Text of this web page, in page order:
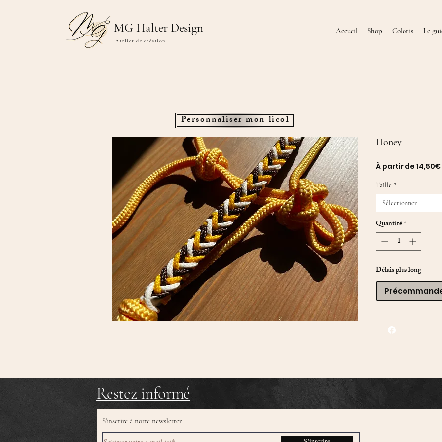
MG Halter Design
Atelier de création
Accueil Shop Coloris Le
Honey
À partir de 14,50€
Taille *
Sélectionner
Quantité*
Délais plus long
Personnaliser mon licol
Restez informé
S'inscrire à notre newsletter